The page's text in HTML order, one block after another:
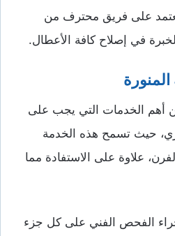
تعتمد على فريق محترف من
في إصلاح كافة الأعطال.
المنورة
أهم الخدمات التي يجب على
حيث تسمح هذه الخدمة
علاوة على الاستفادة مما
الفحص الفني على كل جزء